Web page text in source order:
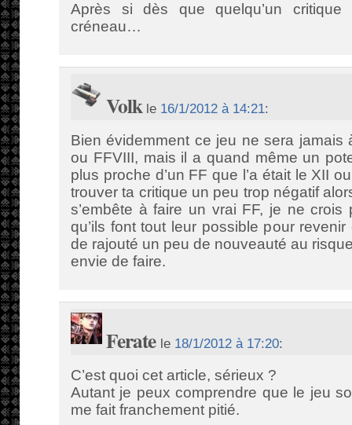
Après si dès que quelqu’un
créneau…
Volkle 16/1/2012 à 14:21:
Bien évidemment ce jeu ne sera jamais
ou FFVIII, mais il a quand même un
plus proche d’un FF que l’a était le XII
trouver ta critique un peu trop négatif
s’embête à faire un vrai FF, je ne
qu’ils font tout leur possible pour
de rajouté un peu de nouveauté au
envie de faire.
Feratele 18/1/2012 à 17:20:
C’est quoi cet article, sérieux ?
Autant je peux comprendre que le jeu
me fait franchement pitié.